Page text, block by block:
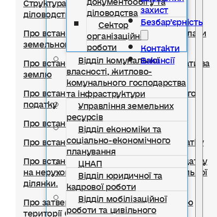
діловодства
Сектор
організаційної
роботи
Відділ комунальної
власності, житлово-
комунального господарства
та інфраструктури
Управління земельних
ресурсів
Відділ економіки та
соціально-економічного
планування
ЦНАП
Відділ юридичної та
кадрової роботи
Відділ мобілізаційної
роботи та цивільного
захист
Безбар’єрність
Контакти
Вакансії
діловодства та організаційної роботи
Про встановлення ставок та пільг із сплати
земельного податку
Про встановлення ставок орендної плати за
землю
Про встановлення ставки транспортного
податку
Про встановлення туристичного збору
Про встановлення ставок єдиного податку
Про встановлення ставок із сплати податку
на нерухоме майно, відмінне від земельної
ділянки.
Про затвердження Правил благоустрою
території Солотвинської селищної